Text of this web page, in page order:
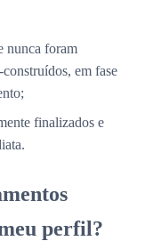
nunca foram
em fase
finalizados e
perfil?